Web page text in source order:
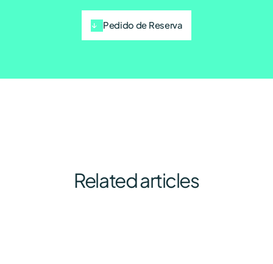
Pedido de Reserva
Related articles